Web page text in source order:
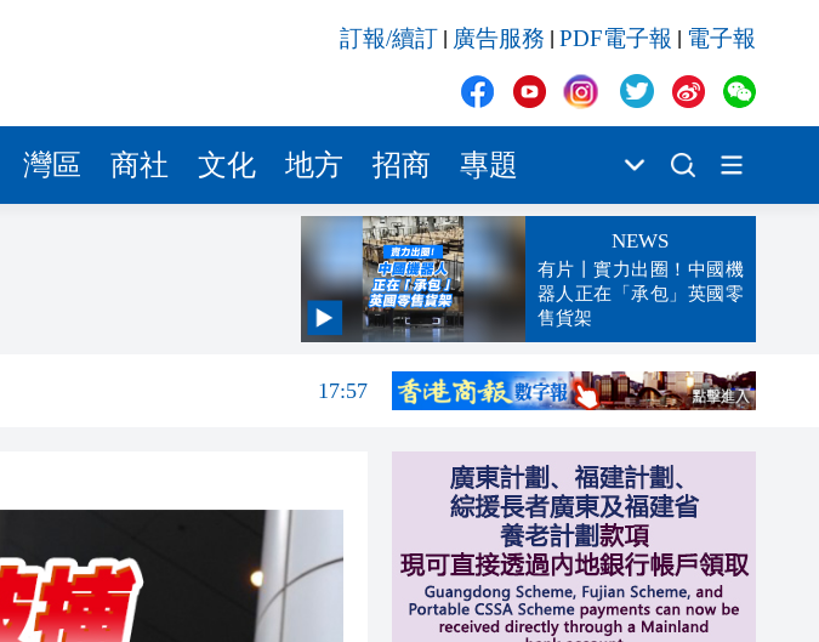
訂報/續訂 廣告服務 PDF電子報 電子報
灣區 商社 文化 地方 招商 專題
NEWS
有片丨實力出圈！中國機
器人正在「承包」英國零
售貨架
18:01
17:57
截
果自負」